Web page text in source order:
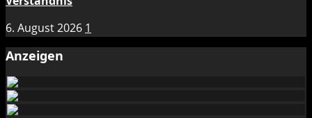
6. August 2026 1
Anzeigen